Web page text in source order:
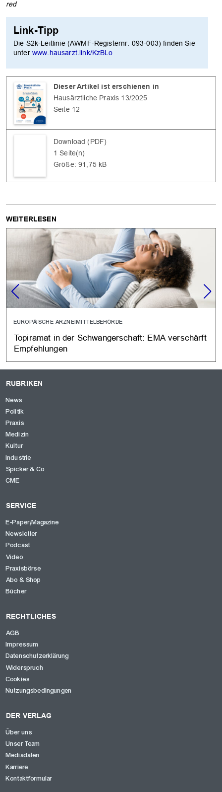
red
Link-Tipp
Die S2k-Leitlinie (AWMF-Registernr. 093-003) finden Sie
unter www.hausarzt.link/KzBLo
Dieser Artikel ist erschienen in
Hausärztliche Praxis 13/2025
Seite 12
Download (PDF)
1 Seite(n)
Größe: 91,75 kB
WEITERLESEN
EUROPÄISCHE ARZNEIMITTELBEHÖRDE
Topiramat in der Schwangerschaft: EMA verschärft
Empfehlungen
RUBRIKEN
News
Politik
Praxis
Medizin
Kultur
Industrie
Spicker & Co
CME
SERVICE
E-Paper/Magazine
Newsletter
Podcast
Video
Praxisbörse
Abo & Shop
Bücher
RECHTLICHES
AGB
Impressum
Datenschutzerklärung
Widerspruch
Cookies
Nutzungsbedingungen
DER VERLAG
Über uns
Unser Team
Mediadaten
Karriere
Kontaktformular